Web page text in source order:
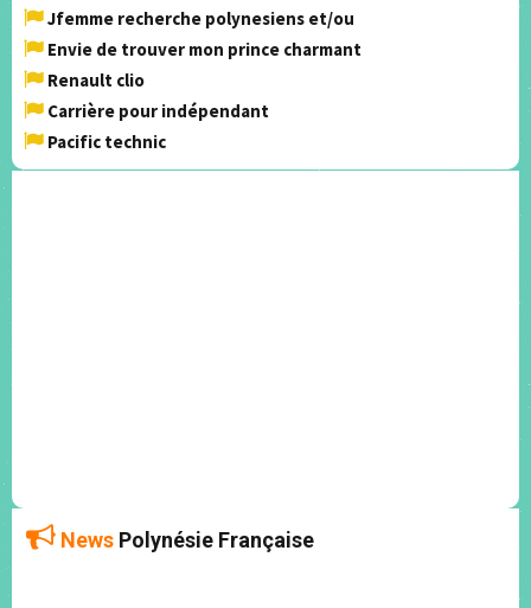
Jfemme recherche polynesiens et/ou
Envie de trouver mon prince charmant
Renault clio
Carrière pour indépendant
Pacific technic
News Polynésie Française